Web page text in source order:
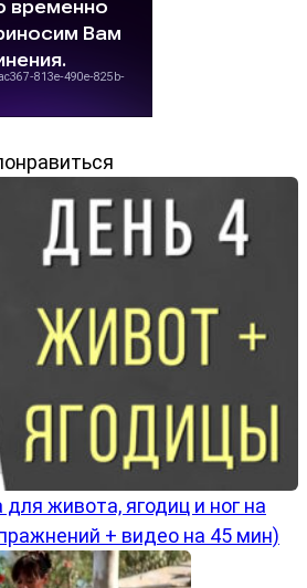
живота, ягодиц и ног на
+ видео на 45 мин)